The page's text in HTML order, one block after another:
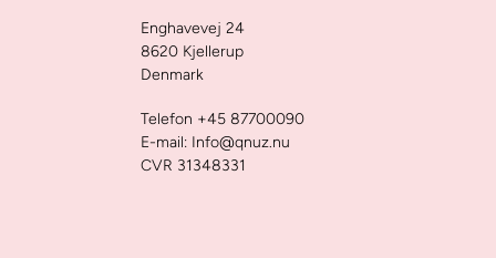
Enghavevej 24
8620 Kjellerup
Denmark
Telefon +45 87700090
E-mail: Info@qnuz.nu
CVR 31348331